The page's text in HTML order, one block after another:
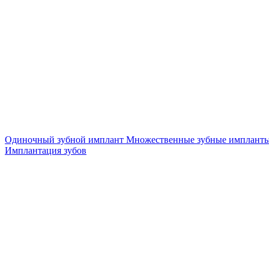
Одиночный зубной имплант Множественные зубные
Имплантация зубов